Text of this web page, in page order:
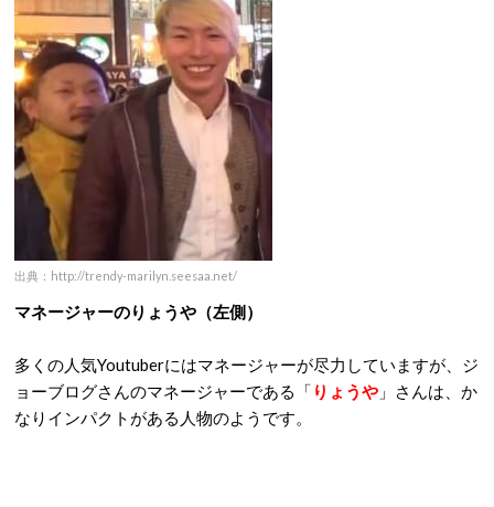
出典：http://trendy-marilyn.seesaa.net/
マネージャーのりょうや（左側）
多くの人気Youtuberにはマネージャーが尽力していますが、ジ
ョーブログさんのマネージャーである「 りょうや 」さんは、か
なりインパクトがある人物のようです。